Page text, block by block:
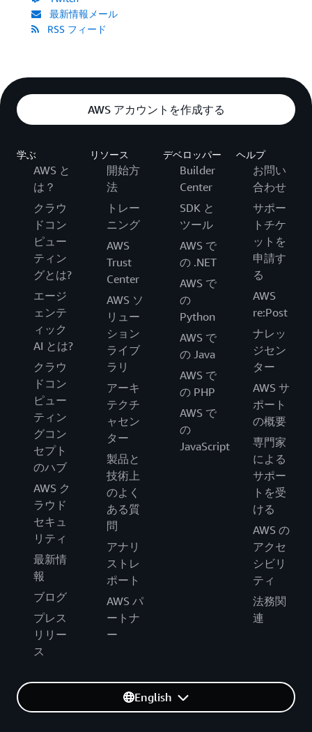
最新情報メール
RSS フィード
AWS アカウントを作成する
学ぶ
AWS と
は？
クラウ
ドコン
ピュー
ティン
グとは?
エージ
ェンテ
ィック
AI とは?
クラウ
ドコン
ピュー
ティン
グコン
セプト
のハブ
AWS ク
ラウド
セキュ
リティ
最新情
報
ブログ
プレス
リリー
ス
リソース
開始方
法
トレー
ニング
AWS
Trust
Center
AWS ソ
リュー
ション
ライブ
ラリ
アーキ
テクチ
ャセン
ター
製品と
技術上
のよく
ある質
問
アナリ
ストレ
ポート
AWS パ
ートナ
ー
デベロッパー
Builder
Center
SDK と
ツール
AWS で
の .NET
AWS で
の
Python
AWS で
の Java
AWS で
の PHP
AWS で
の
JavaScript
ヘルプ
お問い
合わせ
サポー
トチケ
ットを
申請す
る
AWS
re:Post
ナレッ
ジセン
ター
AWS サ
ポート
の概要
専門家
による
サポー
トを受
ける
AWS の
アクセ
シビリ
ティ
法務関
連
English